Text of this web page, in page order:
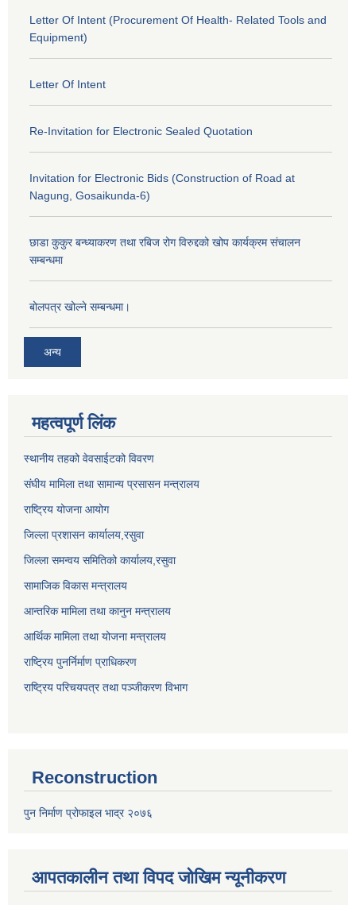
Letter Of Intent (Procurement Of Health- Related Tools and
Equipment)
Letter Of Intent
Re-Invitation for Electronic Sealed Quotation
Invitation for Electronic Bids (Construction of Road at
Nagung, Gosaikunda-6)
छाडा कुकुर बन्ध्याकरण तथा रबिज रोग विरुद्दको खोप कार्यक्रम संचालन
सम्बन्धमा
बोलपत्र खोल्ने सम्बन्धमा।
अन्य
महत्वपूर्ण लिंक
स्थानीय तहको वेवसाईटको विवरण
संघीय मामिला तथा सामान्य प्रसासन मन्त्रालय
राष्ट्रिय योजना आयोग
जिल्ला प्रशासन कार्यालय, रसुवा
जिल्ला समन्वय समितिको कार्यालय, रसुवा
सामाजिक विकास मन्त्रालय
आन्तरिक मामिला तथा कानुन मन्त्रालय
आर्थिक मामिला तथा योजना मन्त्रालय
राष्ट्रिय पुनर्निर्माण प्राधिकरण
राष्ट्रिय परिचयपत्र तथा पञ्जीकरण विभाग
Reconstruction
पुन निर्माण प्रोफाइल भाद्र २०७६
आपतकालीन तथा विपद जोखिम न्यूनीकरण